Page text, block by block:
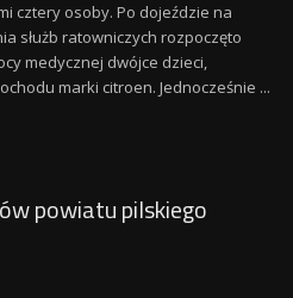
cztery osoby. Po dojeździe na
służb ratowniczych rozpoczęto
medycznej dwójce dzieci,
marki citroen. Jednocześnie ...
powiatu pilskiego